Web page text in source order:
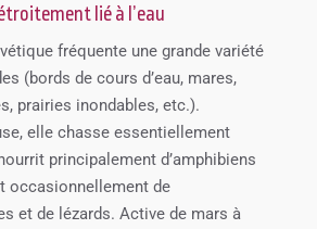
lié à l’eau
fréquente une grande variété
(bords de cours d’eau, mares,
prairies inondables, etc.).
elle chasse essentiellement
principalement d’amphibiens
occasionnellement de
et de lézards. Active de mars à